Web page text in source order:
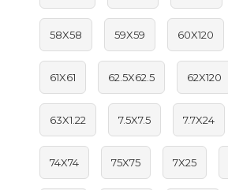
58X58 59X59 60X120
61X61 62.5X62.5 62X120
63X1.22 7.5X7.5 7.7X24
74X74 75X75 7X25